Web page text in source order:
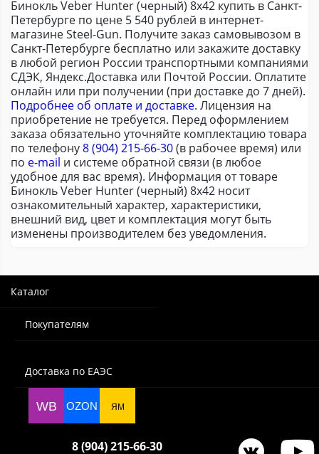
Бинокль Veber Hunter (черный) 8х42 купить в Санкт-
Петербурге по цене 5 540 рублей в интернет-
магазине Steel-Gun. Получите заказ самовывозом в
Санкт-Петербурге бесплатно или закажите доставку
в любой регион России транспортными компаниями
СДЭК, Яндекс.Доставка или Почтой России. Оплатите
онлайн или при получении (при доставке до 7 дней).
Подробнее об оплате и доставке. Лицензия на
приобретение не требуется. Перед оформлением
заказа обязательно уточняйте комплектацию товара
по телефону8 (904) 215-66-30(в рабочее время) или
по e-mail и системе обратной связи (в любое
удобное для вас время). Информация от товаре
Бинокль Veber Hunter (черный) 8х42 носит
ознакомительный характер, характеристики,
внешний вид, цвет и комплектация могут быть
изменены производителем без уведомления.
Каталог
Покупателям
Доставка по ЕАЭС
WB OZON ЯМ
8 (904) 215-66-30